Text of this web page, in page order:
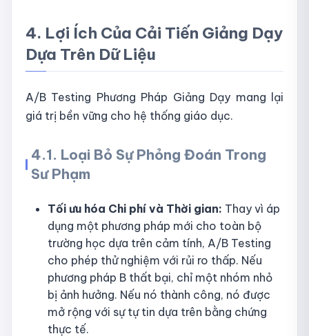
4. Lợi Ích Của Cải Tiến Giảng Dạy
Dựa Trên Dữ Liệu
A/B Testing Phương Pháp Giảng Dạy mang lại
giá trị bền vững cho hệ thống giáo dục.
4.1. Loại Bỏ Sự Phỏng Đoán Trong
Sư Phạm
Tối ưu hóa Chi phí và Thời gian: Thay vì áp
dụng một phương pháp mới cho toàn bộ
trường học dựa trên cảm tính, A/B Testing
cho phép thử nghiệm với rủi ro thấp. Nếu
phương pháp B thất bại, chỉ một nhóm nhỏ
bị ảnh hưởng. Nếu nó thành công, nó được
mở rộng với sự tự tin dựa trên bằng chứng
thực tế.